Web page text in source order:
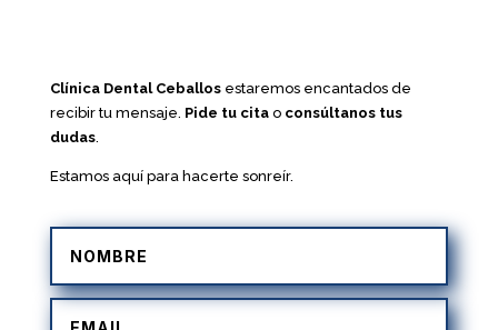
Clínica Dental Ceballosestaremos encantados de
recibir tu mensaje. Pide tu citao consúltanos tus
dudas.
Estamos aquí para hacerte sonreír.